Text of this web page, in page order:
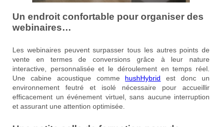
Un endroit confortable pour organiser des
webinaires…
Les webinaires peuvent surpasser tous les autres points de
vente en termes de conversions grâce à leur nature
interactive, personnalisée et le déroulement en temps réel.
Une cabine acoustique comme hushHybrid est donc un
environnement feutré et isolé nécessaire pour accueillir
efficacement un événement virtuel, sans aucune interruption
et assurant une attention optimisée.